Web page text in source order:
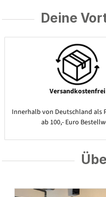
Deine
Versandkostenfrei
Innerhalb von Deutschland als
ab 100,- Euro